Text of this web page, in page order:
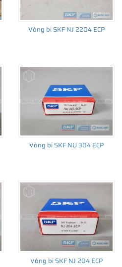
ở đâu?
Vòng bi SKF NJ 2204 ECP
Vòng bi SKF NU 304 ECP
Vòng bi SKF NJ 204 ECP